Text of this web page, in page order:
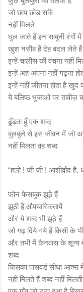
जो छाप छोड़ सकें
नहीं मिलते
घुल जाते हैं इन साबुनी रंगों में
खुश नसीब हैं देह बदल लेते हैं
इन्हें चालीस की वंचना नहीं
इन्हें अहं अपना नहीं गढ़ना
इन्हें नहीं जीतना होता है खुद
ये बलिष्ठ भुजाओं पर
ढूँढ़ता हूँ एक शब्द
बुलबुले से इस जीवन में जो
नहीं मिलता वह शब्द
“हलो ! जी जी ! आशीर्वाद है.
फोन फेसबुक झूठे हैं
झूठी हैं औपचारिकतायें
और ये शब्द भी झूठे हैं
जो गढ़ दिये गये हैं किसी के
और तभी मैं कैनवास के शून्य
शब्द
जिसका पासवर्ड सीधा आत्मा
नहीं मिलते हैं शब्द नहीं